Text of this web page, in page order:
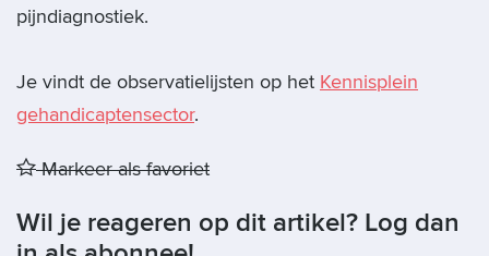
pijndiagnostiek.
Je vindt de observatielijsten op het Kennisplein
gehandicaptensector.
Markeer als favoriet
Wil je reageren op dit artikel? Log dan